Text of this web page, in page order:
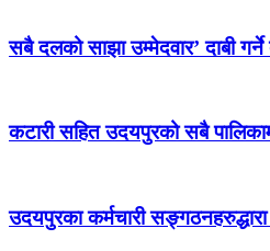
सबै दलको साझा उम्मेदवार’ दाबी
कटारी सहित उदयपुरको सबै
उदयपुरका कर्मचारी